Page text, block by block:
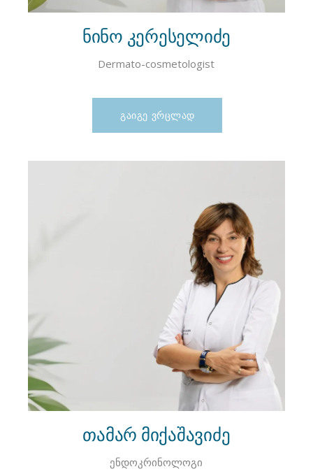
ნინო კერესელიძე
Dermato-cosmetologist
ᲒᲐᲘᲒᲔ ᲕᲠᲪᲚᲐᲓ
თამარ მიქაშავიძე
ენდოკრინოლოგი